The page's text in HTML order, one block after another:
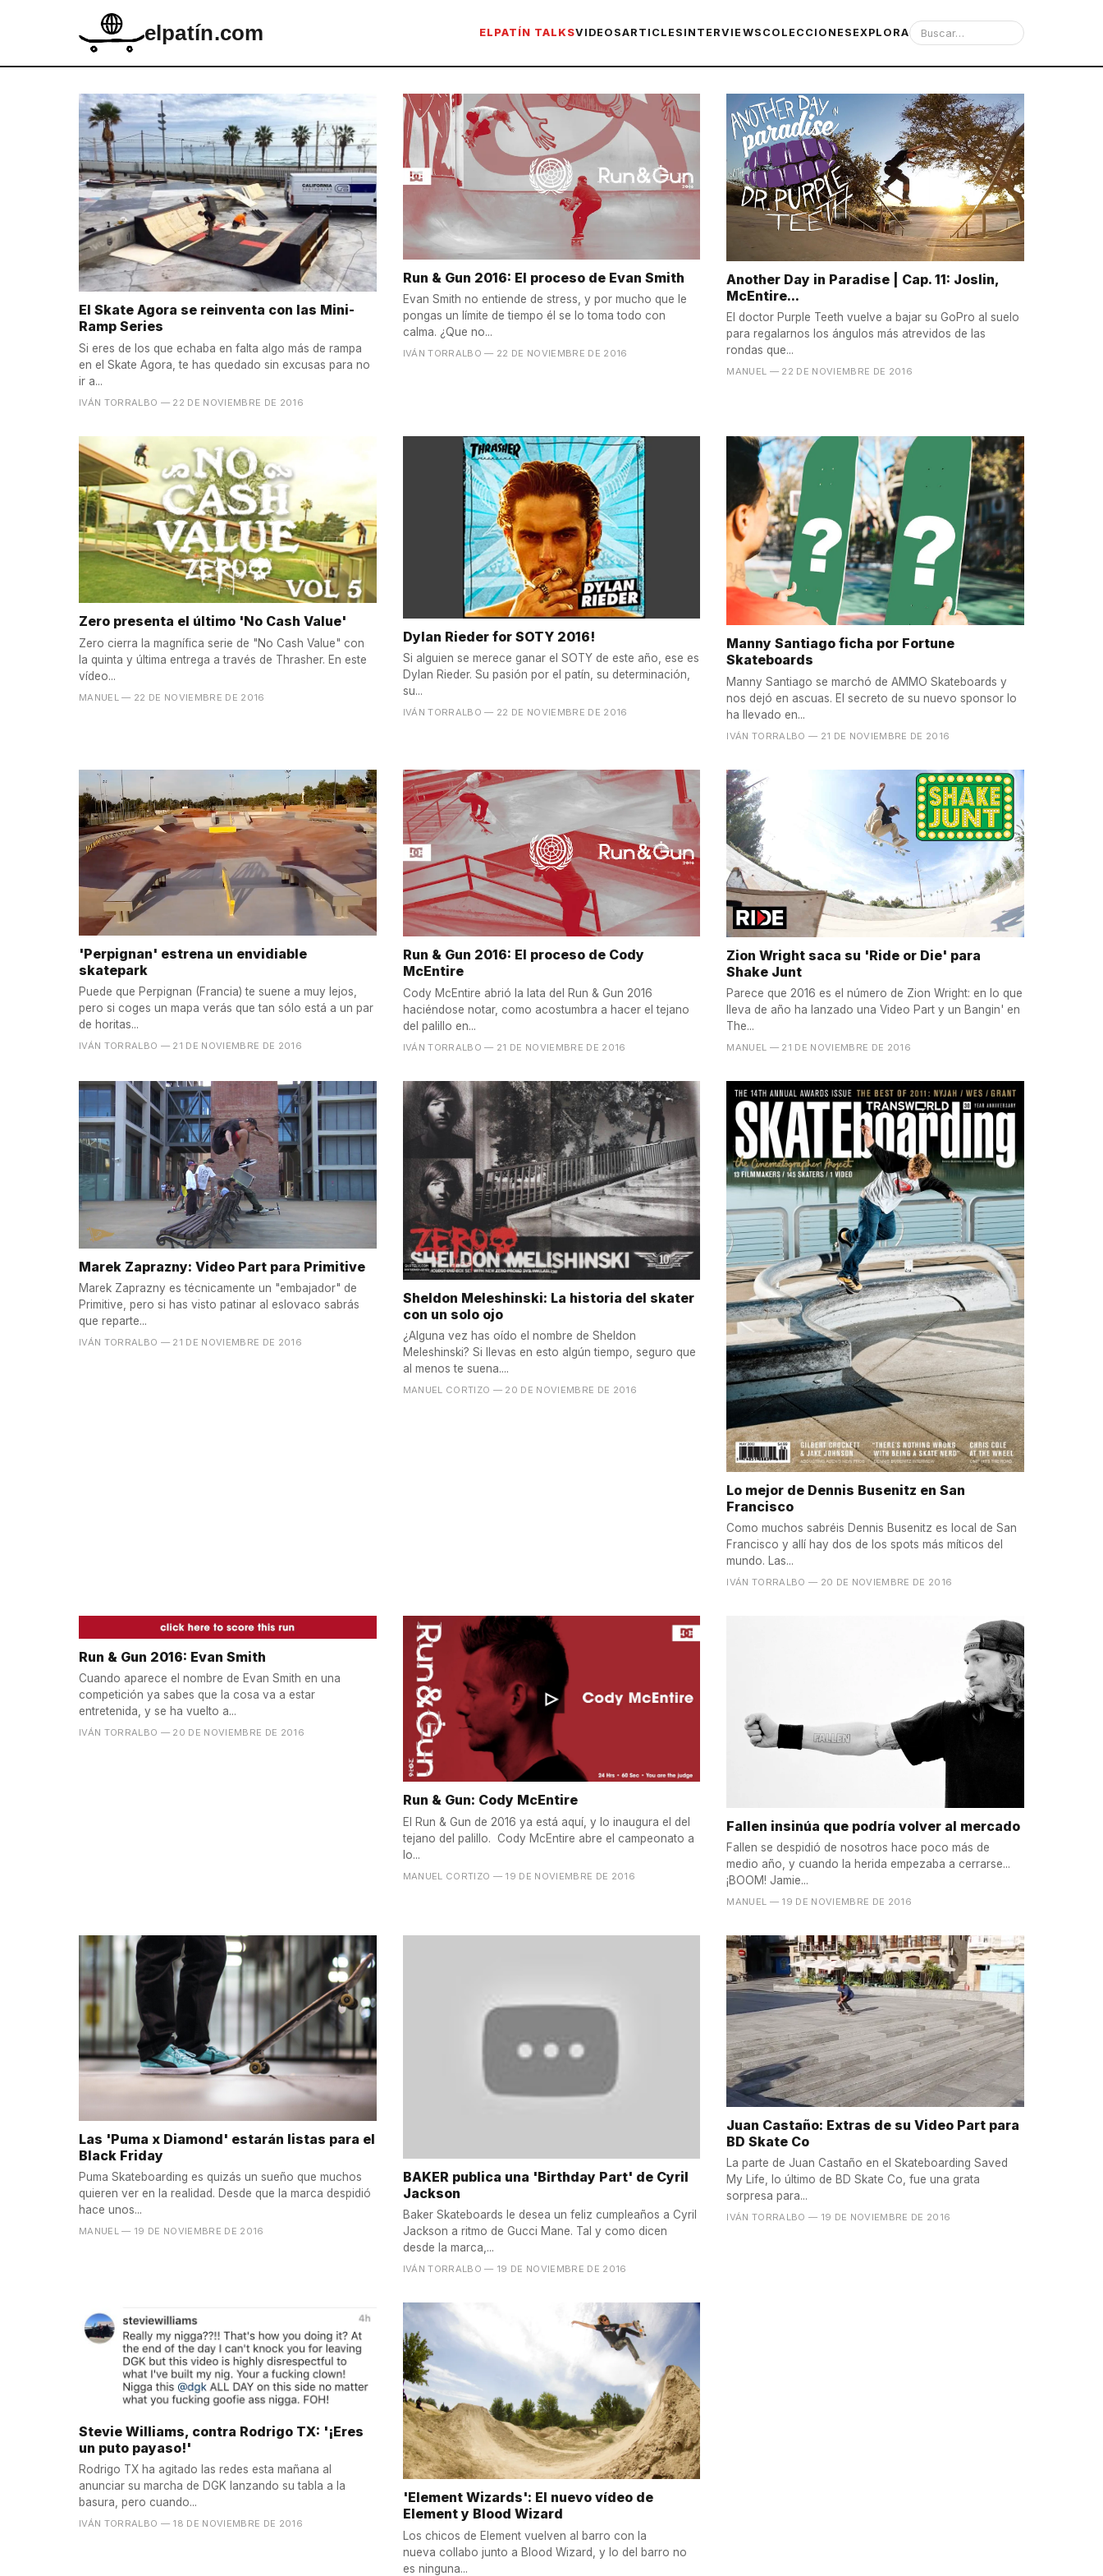
elpatín.com ELPATÍN TALKSVIDEOSARTICLES INTERVIEWS COLECCIONES EXPLORA
El Skate Agora se reinventa con las Mini-
Ramp Series
Si eres de los que echaba en falta algo más de rampa
en el Skate Agora, te has quedado sin excusas para no
ir a...
IVÁN TORRALBO — 22 DE NOVIEMBRE DE 2016
Run & Gun 2016: El proceso de Evan Smith
Evan Smith no entiende de stress, y por mucho que le
pongas un límite de tiempo él se lo toma todo con
calma. ¿Que no...
IVÁN TORRALBO — 22 DE NOVIEMBRE DE 2016
Another Day in Paradise | Cap. 11: Joslin,
McEntire...
El doctor Purple Teeth vuelve a bajar su GoPro al suelo
para regalarnos los ángulos más atrevidos de las
rondas que...
MANUEL — 22 DE NOVIEMBRE DE 2016
Zero presenta el último 'No Cash Value'
Zero cierra la magnífica serie de "No Cash Value" con
la quinta y última entrega a través de Thrasher. En este
vídeo...
MANUEL — 22 DE NOVIEMBRE DE 2016
Dylan Rieder for SOTY 2016!
Si alguien se merece ganar el SOTY de este año, ese es
Dylan Rieder. Su pasión por el patín, su determinación,
su...
IVÁN TORRALBO — 22 DE NOVIEMBRE DE 2016
Manny Santiago ficha por Fortune
Skateboards
Manny Santiago se marchó de AMMO Skateboards y
nos dejó en ascuas. El secreto de su nuevo sponsor lo
ha llevado en...
IVÁN TORRALBO — 21 DE NOVIEMBRE DE 2016
'Perpignan' estrena un envidiable
skatepark
Puede que Perpignan (Francia) te suene a muy lejos,
pero si coges un mapa verás que tan sólo está a un par
de horitas...
IVÁN TORRALBO — 21 DE NOVIEMBRE DE 2016
Run & Gun 2016: El proceso de Cody
McEntire
Cody McEntire abrió la lata del Run & Gun 2016
haciéndose notar, como acostumbra a hacer el tejano
del palillo en...
IVÁN TORRALBO — 21 DE NOVIEMBRE DE 2016
Zion Wright saca su 'Ride or Die' para
Shake Junt
Parece que 2016 es el número de Zion Wright: en lo que
lleva de año ha lanzado una Video Part y un Bangin' en
The...
MANUEL — 21 DE NOVIEMBRE DE 2016
Marek Zaprazny: Video Part para Primitive
Marek Zaprazny es técnicamente un "embajador" de
Primitive, pero si has visto patinar al eslovaco sabrás
que reparte...
IVÁN TORRALBO — 21 DE NOVIEMBRE DE 2016
Sheldon Meleshinski: La historia del skater
con un solo ojo
¿Alguna vez has oído el nombre de Sheldon
Meleshinski? Si llevas en esto algún tiempo, seguro que
al menos te suena....
MANUEL CORTIZO — 20 DE NOVIEMBRE DE 2016
Lo mejor de Dennis Busenitz en San
Francisco
Como muchos sabréis Dennis Busenitz es local de San
Francisco y allí hay dos de los spots más míticos del
mundo. Las...
IVÁN TORRALBO — 20 DE NOVIEMBRE DE 2016
Run & Gun 2016: Evan Smith
Cuando aparece el nombre de Evan Smith en una
competición ya sabes que la cosa va a estar
entretenida, y se ha vuelto a...
IVÁN TORRALBO — 20 DE NOVIEMBRE DE 2016
Run & Gun: Cody McEntire
El Run & Gun de 2016 ya está aquí, y lo inaugura el del
tejano del palillo. Cody McEntire abre el campeonato a
lo...
MANUEL CORTIZO — 19 DE NOVIEMBRE DE 2016
Fallen insinúa que podría volver al mercado
Fallen se despidió de nosotros hace poco más de
medio año, y cuando la herida empezaba a cerrarse...
¡BOOM! Jamie...
MANUEL — 19 DE NOVIEMBRE DE 2016
Las 'Puma x Diamond' estarán listas para el
Black Friday
Puma Skateboarding es quizás un sueño que muchos
quieren ver en la realidad. Desde que la marca despidió
hace unos...
MANUEL — 19 DE NOVIEMBRE DE 2016
BAKER publica una 'Birthday Part' de Cyril
Jackson
Baker Skateboards le desea un feliz cumpleaños a Cyril
Jackson a ritmo de Gucci Mane. Tal y como dicen
desde la marca,...
IVÁN TORRALBO — 19 DE NOVIEMBRE DE 2016
Juan Castaño: Extras de su Video Part para
BD Skate Co
La parte de Juan Castaño en el Skateboarding Saved
My Life, lo último de BD Skate Co, fue una grata
sorpresa para...
IVÁN TORRALBO — 19 DE NOVIEMBRE DE 2016
Stevie Williams, contra Rodrigo TX: '¡Eres
un puto payaso!'
Rodrigo TX ha agitado las redes esta mañana al
anunciar su marcha de DGK lanzando su tabla a la
basura, pero cuando...
IVÁN TORRALBO — 18 DE NOVIEMBRE DE 2016
'Element Wizards': El nuevo vídeo de
Element y Blood Wizard
Los chicos de Element vuelven al barro con la
nueva collabo junto a Blood Wizard, y lo del barro no
es ninguna...